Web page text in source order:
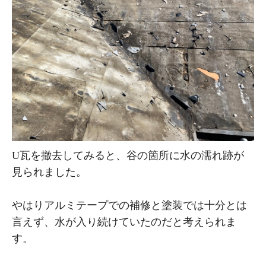
U瓦を撤去してみると、谷の箇所に水の濡れ跡が
見られました。
やはりアルミテープでの補修と塗装では十分とは
言えず、水が入り続けていたのだと考えられま
す。